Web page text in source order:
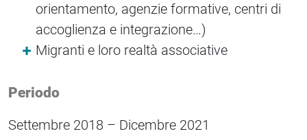
orientamento, agenzie formative, centri di
accoglienza e integrazione…)
Migranti e loro realtà associative
Periodo
Settembre 2018 – Dicembre 2021